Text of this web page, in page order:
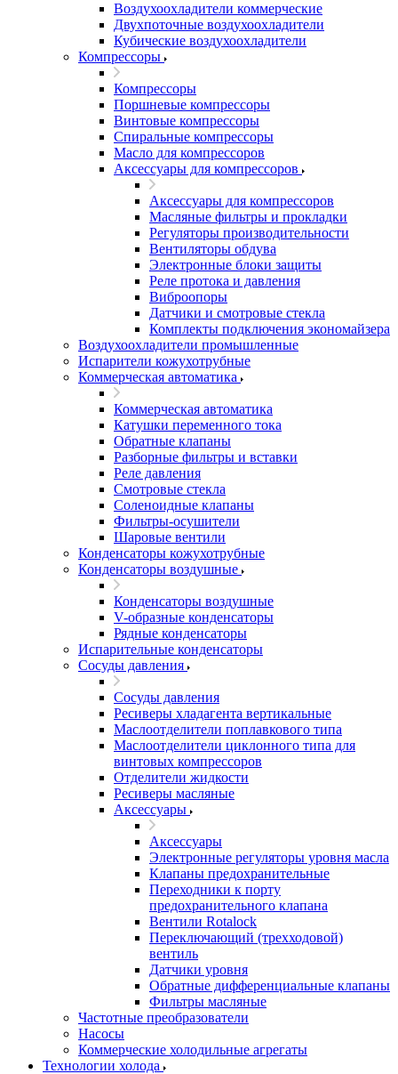
Воздухоохладители коммерческие
Двухпоточные воздухоохладители
Кубические воздухоохладители
Компрессоры
Компрессоры
Поршневые компрессоры
Винтовые компрессоры
Спиральные компрессоры
Масло для компрессоров
Аксессуары для компрессоров
Аксессуары для компрессоров
Масляные фильтры и прокладки
Регуляторы производительности
Вентиляторы обдува
Электронные блоки защиты
Реле протока и давления
Виброопоры
Датчики и смотровые стекла
Комплекты подключения экономайзера
Воздухоохладители промышленные
Испарители кожухотрубные
Коммерческая автоматика
Коммерческая автоматика
Катушки переменного тока
Обратные клапаны
Разборные фильтры и вставки
Реле давления
Смотровые стекла
Соленоидные клапаны
Фильтры-осушители
Шаровые вентили
Конденсаторы кожухотрубные
Конденсаторы воздушные
Конденсаторы воздушные
V-образные конденсаторы
Рядные конденсаторы
Испарительные конденсаторы
Сосуды давления
Сосуды давления
Ресиверы хладагента вертикальные
Маслоотделители поплавкового типа
Маслоотделители циклонного типа для
винтовых компрессоров
Отделители жидкости
Ресиверы масляные
Аксессуары
Аксессуары
Электронные регуляторы уровня масла
Клапаны предохранительные
Переходники к порту
предохранительного клапана
Вентили Rotalock
Переключающий (трехходовой)
вентиль
Датчики уровня
Обратные дифференциальные клапаны
Фильтры масляные
Частотные преобразователи
Насосы
Коммерческие холодильные агрегаты
Технологии холода